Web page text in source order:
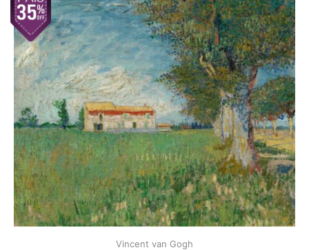
Vincent van Gogh